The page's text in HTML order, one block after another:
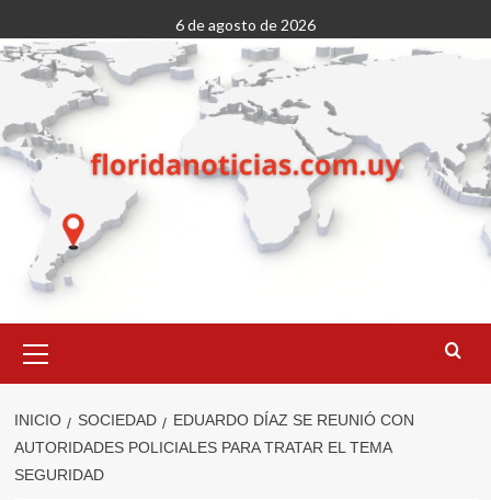
al
contenido
6 de agosto de 2026
primario
INICIO SOCIEDAD
EDUARDO DÍAZ SE REUNIÓ CON
AUTORIDADES POLICIALES PARA TRATAR EL TEMA
SEGURIDAD